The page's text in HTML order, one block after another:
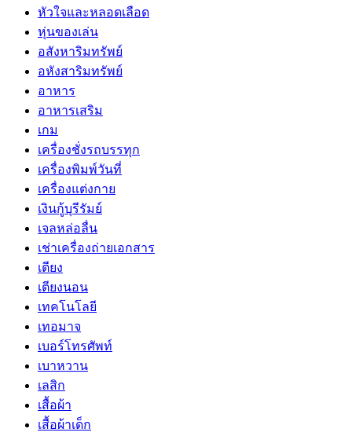
หัวใจและหลอดเลือด
หุ่นของเล่น
อสังหาริมทรัพย์
อหังสาริมทรัพย์
อาหาร
อาหารเสริม
เกม
เครื่องชั่งรถบรรทุก
เครื่องพิมพ์วันที่
เครื่องแต่งกาย
เงินกู้บุรีรัมย์
เจลหล่อลื่น
เช่าเครื่องถ่ายเอกสาร
เตียง
เตียงนอน
เทคโนโลยี
เทอมาจ
เบอร์โทรศัพท์
เบาหวาน
เลสิก
เสื้อผ้า
เสื้อผ้าเด็ก